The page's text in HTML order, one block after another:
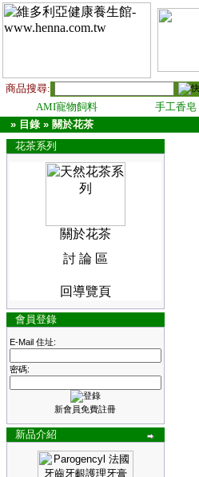
商品搜尋:
AMI寵物飼料
手工香皂
» 目錄» 關於花茶
花茶系列
關於花茶
討 論 區
回導覽頁
會員登錄
E-Mail 住址:
密碼:
新會員免費註冊
新品介紹